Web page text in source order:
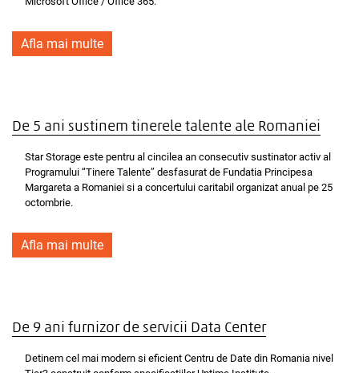
Afla mai multe
De 5 ani sustinem tinerele talente ale Romaniei
Star Storage este pentru al cincilea an consecutiv sustinator activ al
Programului “Tinere Talente” desfasurat de Fundatia Principesa
Margareta a Romaniei si a concertului caritabil organizat anual pe 25
octombrie.
Afla mai multe
De 9 ani furnizor de servicii Data Center
Detinem cel mai modern si eficient Centru de Date din Romania nivel